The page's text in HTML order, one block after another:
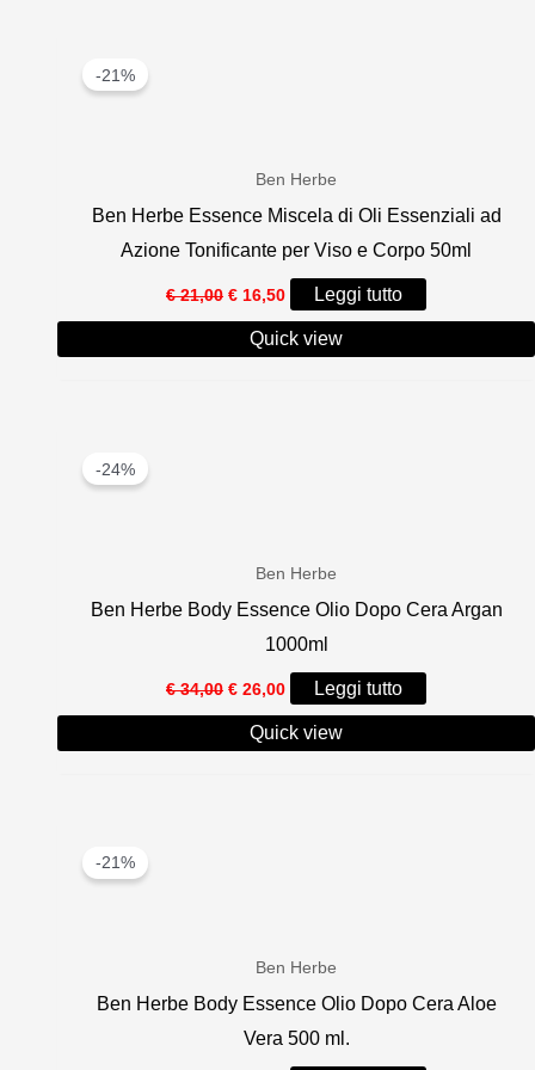
-21%
Ben Herbe
Ben Herbe Essence Miscela di Oli Essenziali ad
Azione Tonificante per Viso e Corpo 50ml
€21,00 Il
prezzo
originale
era:
€ 16,50 Il
prezzo
attuale
è:
Leggi tutto
Quick view
-24%
Ben Herbe
Ben Herbe Body Essence Olio Dopo Cera Argan
1000ml
€34,00 Il
prezzo
originale
era:
€ 26,00 Il
prezzo
attuale
è:
Leggi tutto
Quick view
-21%
Ben Herbe
Ben Herbe Body Essence Olio Dopo Cera Aloe
Vera 500 ml.